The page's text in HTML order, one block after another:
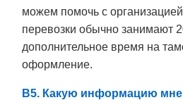
можем помочь с
перевозки обычно занимают
дополнительное время на
оформление.
В5. Какую информацию